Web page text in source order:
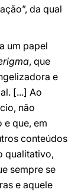
da qual
um papel
, que
e
[...] Ao
não
e que, em
conteúdos
qualitativo,
sempre se
e aquele